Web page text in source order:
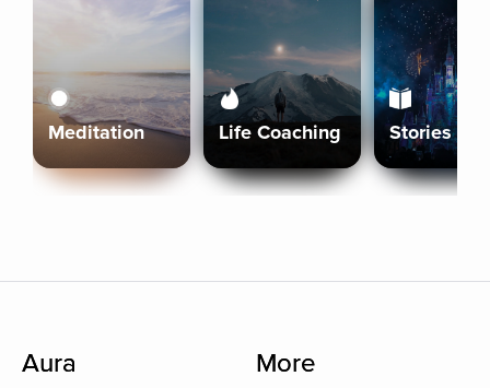
Meditation Life Coaching Stories
Aura More